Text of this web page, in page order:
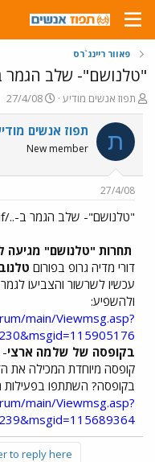
פאוור ריינג`רס
"טלנושם"- שלב הגמר
פ
ו
ת
ח
ה
ש
א
תפוז אנשים מודיע
פ
ו
ר
ם
ר
27/4/08
ת תפוז אנשים
New member
27/4/08
"טלנושם"- שלב הגמר ב-../images/Emo43.gif אנשים
תחרות "טלנושם" מגיעה
דורי מדיה גרופ בפורום
עכשיו לשרשור והצביעו
ולהשפיע:
main/Viewmsg.asp?
בקופסה של שלמה ארצי-
קופסה מיוחדת המכילה את
בקופסה? השתתפו בפעילות
main/Viewmsg.asp?
to reply here.